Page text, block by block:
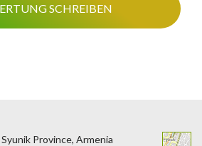
SCHREIBEN
Province, Armenia